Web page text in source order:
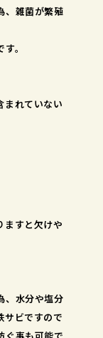
、雑菌が繁殖
。
まれていない
ますと欠けや
、水分や塩分
サビですので